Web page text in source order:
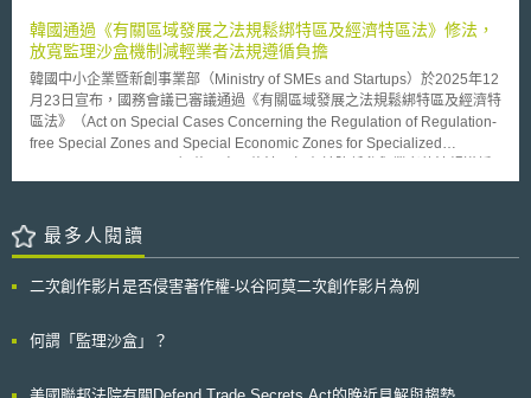
方案，自2011年1月起美國境內大型工業設施若有興建或進行重大修改計
畫，必須使用能源效率措施、符合效率成本科技來興建，確保能減少溫室氣
並且，環保署並同時公佈制訂「特定產業新污染源排放標準（New
Source Performance Standards，NSPS）」，而特定產業將包括石化燃料
發電廠與煉油廠，兩項目前可謂最大工業污染源；並且所管制的空氣污染
源，擴及包括溫室氣體、毒性化學物質，以及六種於「清潔空氣法案
限制，以因應相關科學技術革新。 環保署官員認為，這些推動措施將
引領美國企業永續升級，開發更多綠色能源技術，吸引更多投資，並增加整
體產業競爭力。然而，環保署這些措施，卻引起美國石油協會(American
近來積極推動「溫室氣體排放量許可方案」，以及制訂「特定產業新污染源
韓國通過《有關區域發展之法規鬆綁特區及經濟特區法》修法，
放寬監理沙盒機制減輕業者法規遵循負擔
韓國中小企業暨新創事業部（Ministry of SMEs and Startups）於2025年12
月23日宣布，國務會議已審議通過《有關區域發展之法規鬆綁特區及經濟特
區法》（Act on Special Cases Concerning the Regulation of Regulation-
free Special Zones and Special Economic Zones for Specialized
負擔，活絡「特區」內之創新活動。 所謂「特區」，係指透過監理沙盒、
分或全部之法規適用豁免，因而得以進行產品、服務及商業模式測試的「指
定區域」。該制度在推動以創新為導向之區域成長方面發揮了重要功能，惟
臨一定程度的法規遵循負擔。 根據修正法案規定，當主管機關擬對監理沙
原則。此一改變預期將大幅降低參與業者之法規遵循負擔，並提供更可預測
最多人閱讀
二次創作影片是否侵害著作權-以谷阿莫二次創作影片為例
何謂「監理沙盒」？